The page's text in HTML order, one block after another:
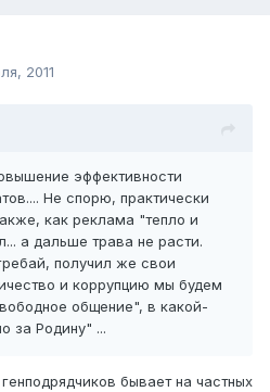
2011
эффективности
Не спорю, практически
как реклама "тепло и
а дальше трава не расти.
получил же свои
и коррупцию мы будем
общение", в какой-
за Родину" ...
бывает на частных